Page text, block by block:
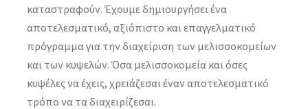
καταστραφούν. Έχουμε δημιουργήσει ένα
αποτελεσματικό, αξιόπιστο και επαγγελματικό
πρόγραμμα για την διαχείριση των μελισσοκομείων
και των κυψελών. Όσα μελισσοκομεία και όσες
κυψέλες να έχεις, χρειάζεσαι έναν αποτελεσματικό
τρόπο να τα διαχειρίζεσαι.